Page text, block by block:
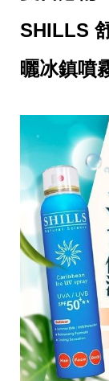
SHILLS
曬冰鎮噴